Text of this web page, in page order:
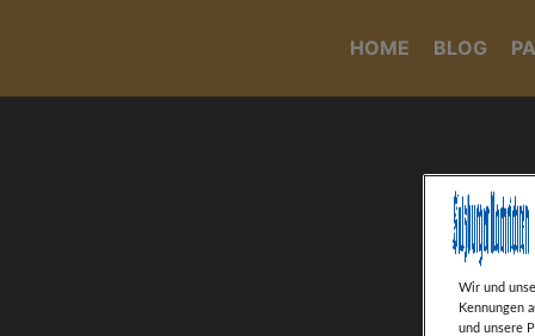
HOME BLOG
Wir und
Kennungen
und unsere